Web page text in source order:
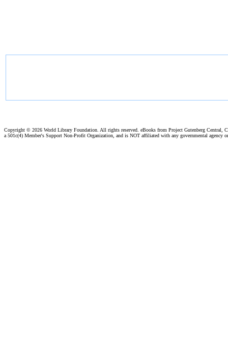
Copyright © 2026 World Library Foundation. All rights reserved. eBooks from Project Gutenberg Central,
a 501c(4) Member's Support Non-Profit Organization, and is NOT affiliated with any governmental agency